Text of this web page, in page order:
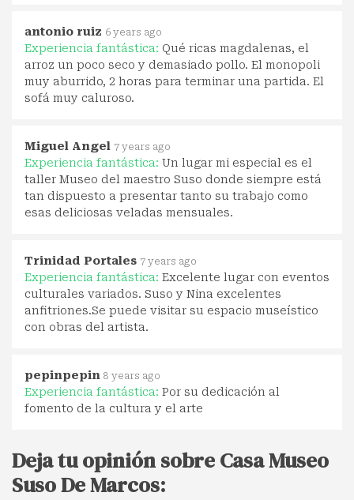
antonio ruiz 6 years ago
Experiencia fantástica: Qué ricas magdalenas, el
arroz un poco seco y demasiado pollo. El monopoli
muy aburrido, 2 horas para terminar una partida. El
sofá muy caluroso.
Miguel Angel 7 years ago
Experiencia fantástica: Un lugar mi especial es el
taller Museo del maestro Suso donde siempre está
tan dispuesto a presentar tanto su trabajo como
esas deliciosas veladas mensuales.
Trinidad Portales 7 years ago
Experiencia fantástica: Excelente lugar con eventos
culturales variados. Suso y Nina excelentes
anfitriones.Se puede visitar su espacio museístico
con obras del artista.
pepinpepin 8 years ago
Experiencia fantástica: Por su dedicación al
fomento de la cultura y el arte
Deja tu opinión sobre Casa Museo
Suso De Marcos: